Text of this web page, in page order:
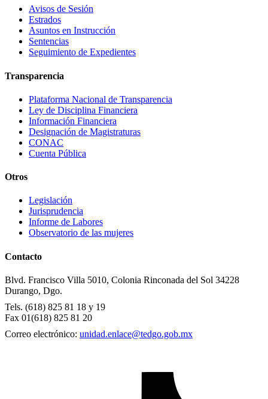
Avisos de Sesión
Estrados
Asuntos en Instrucción
Sentencias
Seguimiento de Expedientes
Transparencia
Plataforma Nacional de Transparencia
Ley de Disciplina Financiera
Información Financiera
Designación de Magistraturas
CONAC
Cuenta Pública
Otros
Legislación
Jurisprudencia
Informe de Labores
Observatorio de las mujeres
Contacto
Blvd. Francisco Villa 5010, Colonia Rinconada del Sol 34228
Durango, Dgo.
Tels. (618) 825 81 18 y 19
Fax 01(618) 825 81 20
Correo electrónico: unidad.enlace@tedgo.gob.mx